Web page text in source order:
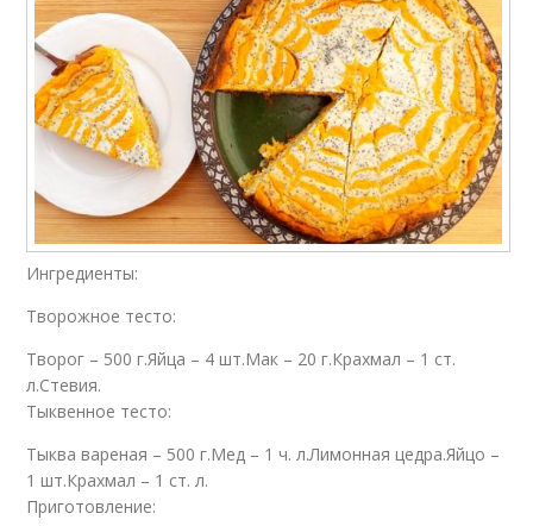
Ингредиенты:
Творожное тесто:
Творог – 500 г.Яйца – 4 шт.Мак – 20 г.Крахмал – 1 ст.
л.Стевия.
Тыквенное тесто:
Тыква вареная – 500 г.Мед – 1 ч. л.Лимонная цедра.Яйцо –
1 шт.Крахмал – 1 ст. л.
Приготовление: